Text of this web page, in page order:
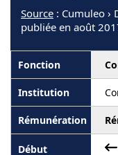
Source : Cumuleo ›
publiée en août